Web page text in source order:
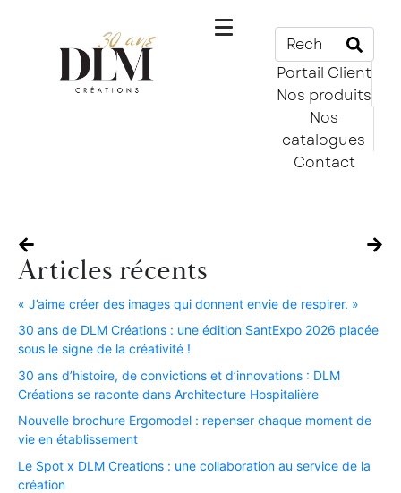
Portail Client
Nos produits
Nos
catalogues
Contact
Articles récents
« J’aime créer des images qui donnent envie de respirer. »​
30 ans de DLM Créations : une édition SantExpo 2026 placée
sous le signe de la créativité !​
30 ans d’histoire, de convictions et d’innovations : DLM
Créations se raconte dans Architecture Hospitalière​
Nouvelle brochure Ergomodel : repenser chaque moment de
vie en établissement ​
Le Spot x DLM Creations : une collaboration au service de la
création​